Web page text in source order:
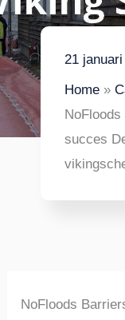
21
Home
succes
NoFloods